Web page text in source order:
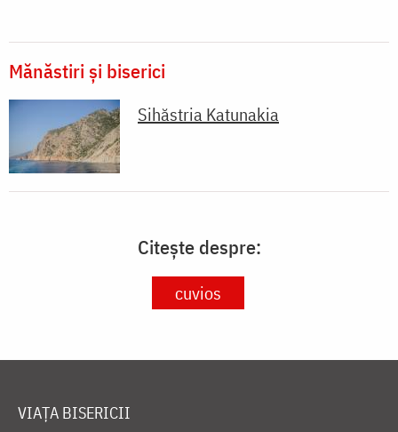
Mănăstiri și biserici
Sihăstria Katunakia
Citește despre:
cuvios
VIAȚA BISERICII